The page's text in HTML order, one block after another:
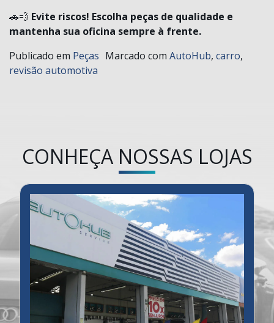
🚗💨 Evite riscos! Escolha peças de qualidade e
mantenha sua oficina sempre à frente.
Publicado em Peças Marcado com AutoHub, carro,
revisão automotiva
CONHEÇA NOSSAS LOJAS